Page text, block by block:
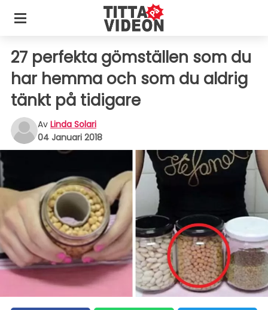
27 perfekta gömställen som du
har hemma och som du aldrig
tänkt på tidigare
Av Linda Solari
04 Januari 2018